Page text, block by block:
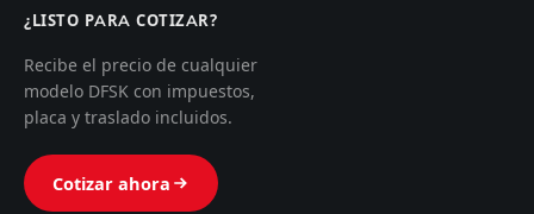
¿LISTO PARA COTIZAR?
Recibe el precio de cualquier
modelo DFSK con impuestos,
placa y traslado incluidos.
Cotizar ahora